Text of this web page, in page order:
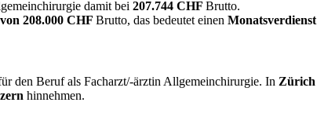
damit bei 207.744 CHF Brutto.
208.000 CHF Brutto, das bedeutet einen Monatsverdienst
den Beruf als Facharzt/-ärztin Allgemeinchirurgie. In Zürich
hinnehmen.